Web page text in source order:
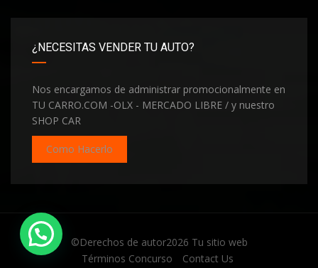
¿NECESITAS VENDER TU AUTO?
Nos encargamos de administrar promocionalmente en
TU CARRO.COM -OLX - MERCADO LIBRE / y nuestro
SHOP CAR
Como Hacerlo
©Derechos de autor2026 Tu sitio web
Términos Concurso
Contact Us